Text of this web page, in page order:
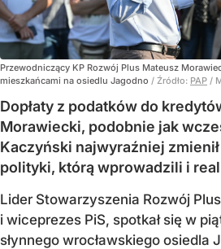
Przewodniczący KP Rozwój Plus Mateusz
mieszkańcami na osiedlu Jagodno / Źródło: PAP /
Dopłaty z podatków do
Morawiecki, podobnie jak
Kaczyński najwyraźniej
polityki, którą wprowadzili i
Lider Stowarzyszenia Rozwój
i wiceprezes PiS, spotkał się w
słynnego wrocławskiego osiedla